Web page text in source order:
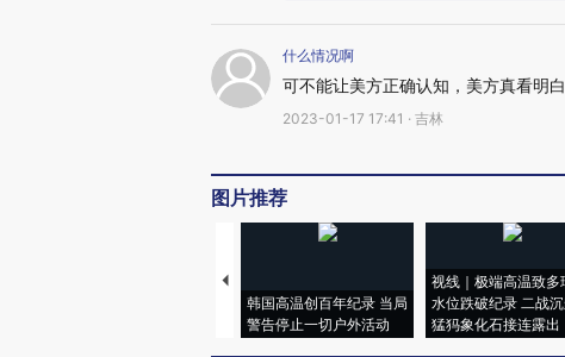
什么情况啊
可不能让美方正确认知，美方真看明白
2023-01-17 17:41 · 吉林
图片推荐
韩国高温创百年纪录 当局
警告停止一切户外活动
视线｜极端高温致多
水位跌破纪录 二战
猛犸象化石接连露出